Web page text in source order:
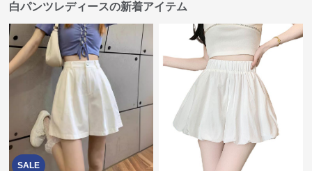
白パンツレディースの新着アイテム
SALE